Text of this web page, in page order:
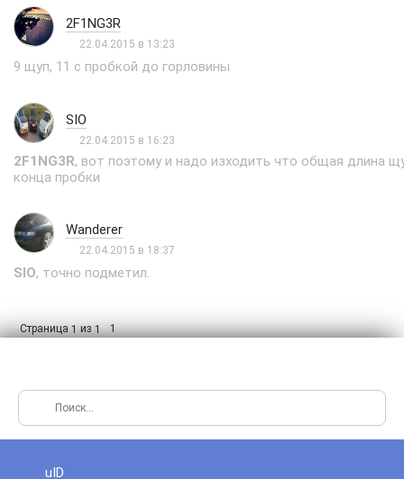
2F1NG3R
22.04.2015 в 13:23
9 щуп, 11 с пробкой до горловины
SIO
22.04.2015 в 16:23
2F1NG3R, вот поэтому и надо изходить что общая длина
конца пробки
Wanderer
22.04.2015 в 18:37
SIO, точно подметил.
Страница1из1 1
uID